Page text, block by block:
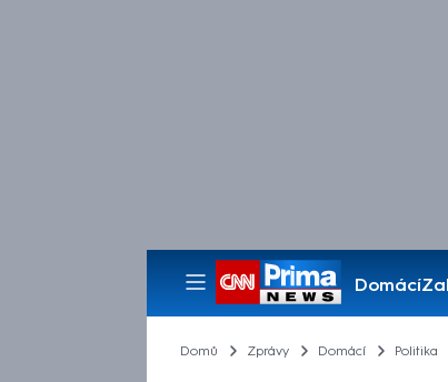
Domácí
Pořady
Domů Zprávy Domácí Politika